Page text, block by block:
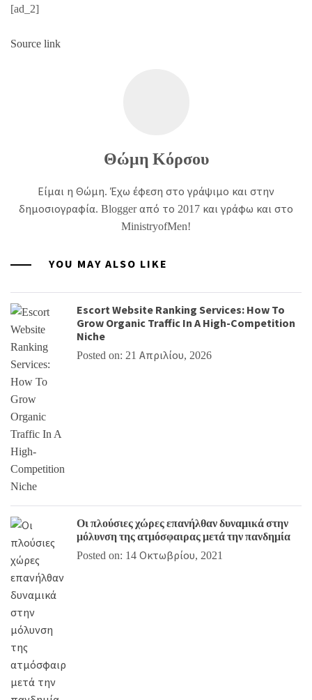
[ad_2]
Source link
Θώμη Κόρσου
Είμαι η Θώμη. Έχω έφεση στο γράψιμο και στην
δημοσιογραφία. Blogger από το 2017 και γράφω και στο
MinistryofMen!
YOU MAY ALSO LIKE
Escort Website Ranking Services: How To
Grow Organic Traffic In A High-Competition
Niche
Posted on: 21 Απριλίου, 2026
Οι πλούσιες χώρες επανήλθαν δυναμικά στην
μόλυνση της ατμόσφαιρας μετά την πανδημία
Posted on: 14 Οκτωβρίου, 2021